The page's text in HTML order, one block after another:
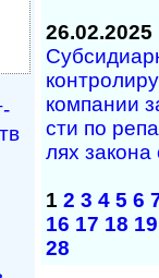
26.02.2025
ком­па­нии
с­ти по
лях за­ко­на
1 2 3 4 5 6
16 17 18 19
28